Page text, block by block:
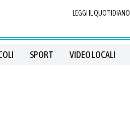
LEGGI IL QUOTIDIANO
SPORT VIDEO LOCALI